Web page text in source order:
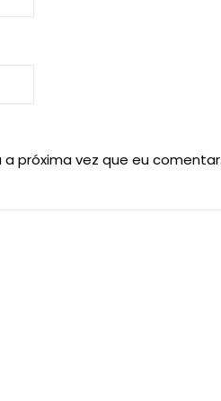
próxima vez que eu comentar.